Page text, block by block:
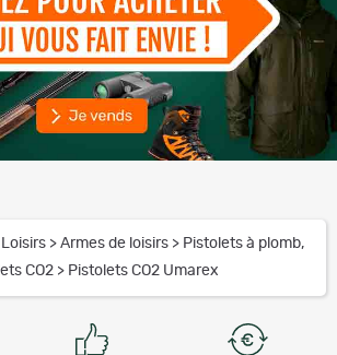
> Armes de loisirs > Pistolets à plomb,
CO2 > Pistolets CO2 Umarex